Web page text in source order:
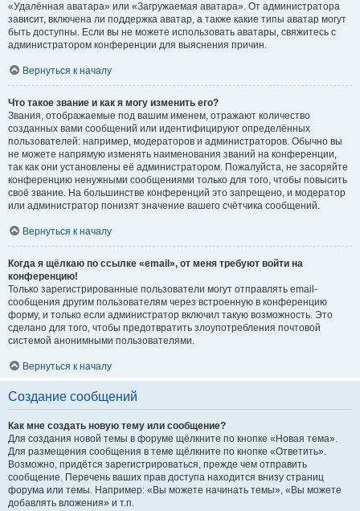
«Удалённая аватара» или «Загружаемая аватара». От администратора
зависит, включена ли поддержка аватар, а также какие типы аватар могут
быть доступны. Если вы не можете использовать аватары, свяжитесь с
администратором конференции для выяснения причин.
Вернуться к началу
Что такое звание и как я могу изменить его?
Звания, отображаемые под вашим именем, отражают количество
созданных вами сообщений или идентифицируют определённых
пользователей: например, модераторов и администраторов. Обычно вы
не можете напрямую изменять наименования званий на конференции,
так как они установлены её администратором. Пожалуйста, не засоряйте
конференцию ненужными сообщениями только для того, чтобы повысить
своё звание. На большинстве конференций это запрещено, и модератор
или администратор понизят значение вашего счётчика сообщений.
Вернуться к началу
Когда я щёлкаю по ссылке «email», от меня требуют войти на
конференцию!
Только зарегистрированные пользователи могут отправлять email-
сообщения другим пользователям через встроенную в конференцию
форму, и только если администратор включил такую возможность. Это
сделано для того, чтобы предотвратить злоупотребления почтовой
системой анонимными пользователями.
Вернуться к началу
Создание сообщений
Как мне создать новую тему или сообщение?
Для создания новой темы в форуме щёлкните по кнопке «Новая тема».
Для размещения сообщения в теме щёлкните по кнопке «Ответить».
Возможно, придётся зарегистрироваться, прежде чем отправить
сообщение. Перечень ваших прав доступа находится внизу страниц
форума или темы. Например: «Вы можете начинать темы», «Вы можете
добавлять вложения» и т.п.